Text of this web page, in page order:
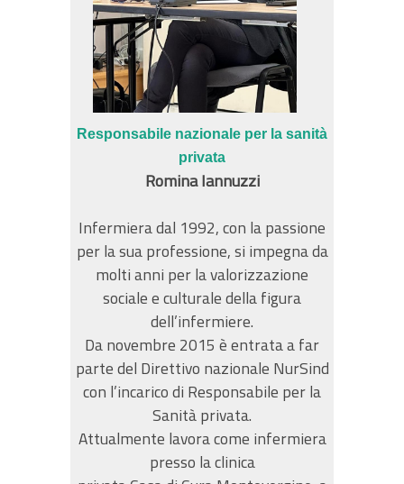
Responsabile nazionale per la sanità
privata
Romina Iannuzzi
Infermiera dal 1992, con la passione
per la sua professione, si impegna da
molti anni per la valorizzazione
sociale e culturale della figura
dell’infermiere.
Da novembre 2015 è entrata a far
parte del Direttivo nazionale NurSind
con l’incarico di Responsabile per la
Sanità privata.
Attualmente lavora come infermiera
presso la clinica